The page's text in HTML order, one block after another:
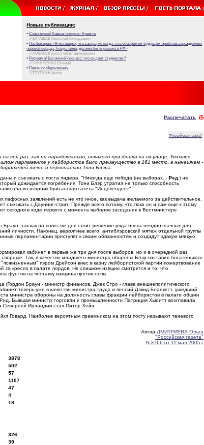
Новые публикации:
• Счастливый Кавказ покоряет Кремль
// БАТАШЕВ Анатолий Геннадьевич
• Лео Бокерия: «Я не говорю, что завтра, но когда-то в обозримом будущем проблема врожденных
пороков сердца, безусловно, должна быть решена в РФ»
// КОВАЛЕВ Анатолий Владимирович
• Реформа/ Болонский процесс: что он дает студентам?
// ГРИНЧЕНКО Евгений
• Палач по Иерусалиму
// ТРУБКИН Антон
Распечатать
"Российская газета"
сей раз, как ни парадоксально, никакого праздника на их улице. Усохшие
парламенте у лейбористов было преимущество в 161 место, в нынешнем -
лично и персонально Тони Блэра.
и съезжать с поста лидера. "Никогда еще победа (на выборах. - Ред .) не
дожидается погребения. Тони Блэр утратил не только способность
во вторник британская газета "Индепендент".
заявлений есть не что иное, как выдача желаемого за действительное.
с Даунинг-стрит. Прежде всего потому, что пока он и сам еще к этому
сегодня в ходе первого с момента выборов заседания в Вестминстере
так как на повестке дня стоит решение ряда очень неоднозначных для
личности. Наконец, вероятнее всего, антиблэровский мятеж отдельной группы
парламентарии приступят к своим обязанностям и создадут эдакую мягкую
кабинет в первые же три дня после выборов, но и в очередной раз
Так, в качестве младшего министра обороны Блэр поставил богатенького
пэром Дрейсон внес в казну лейбористской партии пожертвование
за кресло в палате лордов. Не слишком изящно смотрится и то, что
фунтов на поставку вакцины против оспы.
(Гордон Браун - министр финансов, Джек Стро - глава внешнеполитического
теперь уже в качестве министра труда и пенсий Дэвид Бланкетт, ушедший
министра обороны на должность главы фракции лейбористов в палате общин
Бывшая министр торговли и промышленности Патриция Хьюитт возглавила
Ирландии стал Питер Хейн.
Говард. Наиболее вероятным преемником на этом посту называют теневого
Автор:ДМИТРИЕВА Ольга
"Российская газета"
N 3766 от 11 мая 2005 г
3878
502
57
1107
47
4
18
326
39